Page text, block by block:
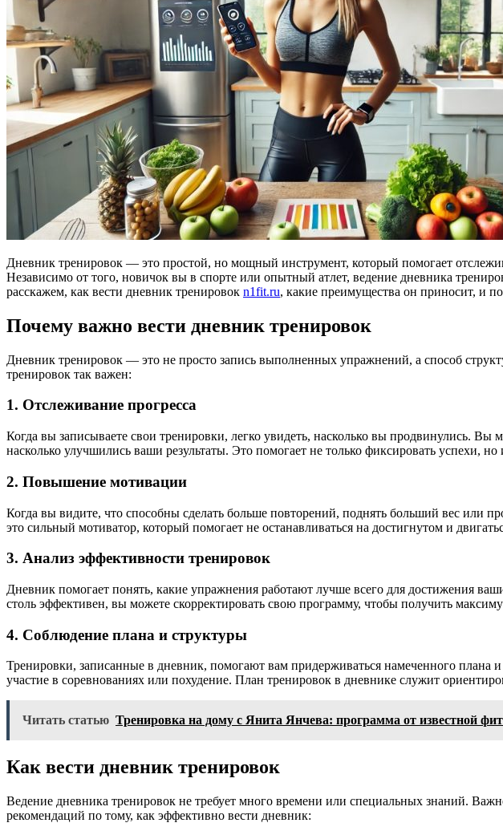
Дневник тренировок — это простой, но мощный инструмент, который помогает
Независимо от того, новичок вы в спорте или опытный атлет, ведение дневника
расскажем, как вести дневник тренировок n1fit.ru, какие преимущества он приносит, и
Почему важно вести дневник тренировок
Дневник тренировок — это не просто запись выполненных упражнений, а способ
тренировок так важен:
1. Отслеживание прогресса
Когда вы записываете свои тренировки, легко увидеть, насколько вы продвинулись.
насколько улучшились ваши результаты. Это помогает не только фиксировать успехи,
2. Повышение мотивации
Когда вы видите, что способны сделать больше повторений, поднять больший вес или
это сильный мотиватор, который помогает не останавливаться на достигнутом и
3. Анализ эффективности тренировок
Дневник помогает понять, какие упражнения работают лучше всего для достижения
столь эффективен, вы можете скорректировать свою программу, чтобы получить
4. Соблюдение плана и структуры
Тренировки, записанные в дневник, помогают вам придерживаться намеченного плана
участие в соревнованиях или похудение. План тренировок в дневнике служит
Читать статью Тренировка на дому с Янита Янчева: программа от известной
Как вести дневник тренировок
Ведение дневника тренировок не требует много времени или специальных знаний.
рекомендаций по тому, как эффективно вести дневник: